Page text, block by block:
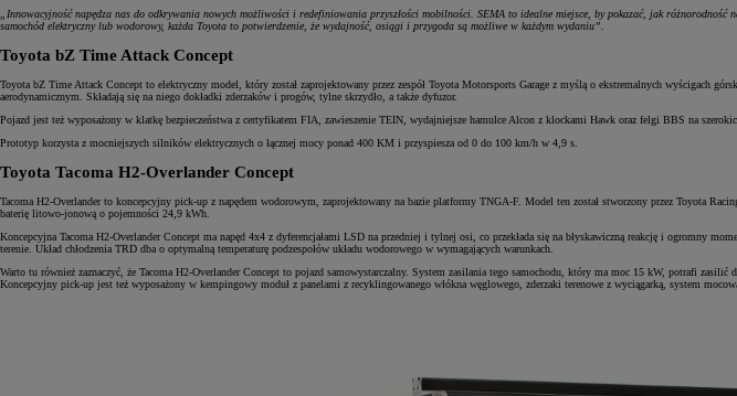
Yaris Cross
HYBRID
„Innowacyjność napędza nas do odkrywania nowych możliwości i redefiniowania przyszłości mobilności. SEMA to idealne miejsce, by pokazać, jak
samochód elektryczny lub wodorowy, każda Toyota to potwierdzenie, że wydajność, osiągi i przygoda są możliwe w każdym wydaniu”.
Toyota bZ Time Attack Concept
Toyota bZ Time Attack Concept to elektryczny model, który został zaprojektowany przez zespół Toyota Motorsports Garage z myślą o ekstremalnych wyścigach
aerodynamicznym. Składają się na niego dokładki zderzaków i progów, tylne skrzydło, a także dyfuzor.
Pojazd jest też wyposażony w klatkę bezpieczeństwa z certyfikatem FIA, zawieszenie TEIN, wydajniejsze hamulce Alcon z klockami Hawk oraz felgi BBS na
Prototyp korzysta z mocniejszych silników elektrycznych o łącznej mocy ponad 400 KM i przyspiesza od 0 do 100 km/h w 4,9 s.
Toyota Tacoma H2-Overlander Concept
Tacoma H2-Overlander to koncepcyjny pick-up z napędem wodorowym, zaprojektowany na bazie platformy TNGA-F. Model ten został stworzony przez Toyota
baterię litowo-jonową o pojemności 24,9 kWh.
Koncepcyjna Tacoma H2-Overlander Concept ma napęd 4x4 z dyferencjałami LSD na przedniej i tylnej osi, co przekłada się na błyskawiczną reakcję i ogromny
terenie. Układ chłodzenia TRD dba o optymalną temperaturę podzespołów układu wodorowego w wymagających warunkach.
Warto tu również zaznaczyć, że Tacoma H2-Overlander Concept to pojazd samowystarczalny. System zasilania tego samochodu, który ma moc 15 kW, potrafi
Koncepcyjny pick-up jest też wyposażony w kempingowy moduł z panelami z recyklingowanego włókna węglowego, zderzaki terenowe z wyciągarką, system